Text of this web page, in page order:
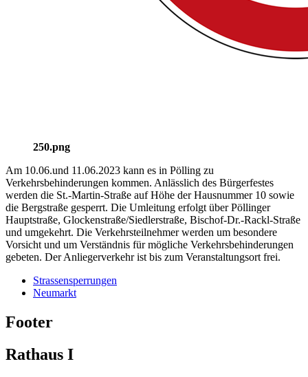
250.png
Am 10.06.und 11.06.2023 kann es in Pölling zu
Verkehrsbehinderungen kommen. Anlässlich des Bürgerfestes
werden die St.-Martin-Straße auf Höhe der Hausnummer 10 sowie
die Bergstraße gesperrt. Die Umleitung erfolgt über Pöllinger
Hauptstraße, Glockenstraße/Siedlerstraße, Bischof-Dr.-Rackl-Straße
und umgekehrt. Die Verkehrsteilnehmer werden um besondere
Vorsicht und um Verständnis für mögliche Verkehrsbehinderungen
gebeten. Der Anliegerverkehr ist bis zum Veranstaltungsort frei.
Strassensperrungen
Neumarkt
Footer
Rathaus I